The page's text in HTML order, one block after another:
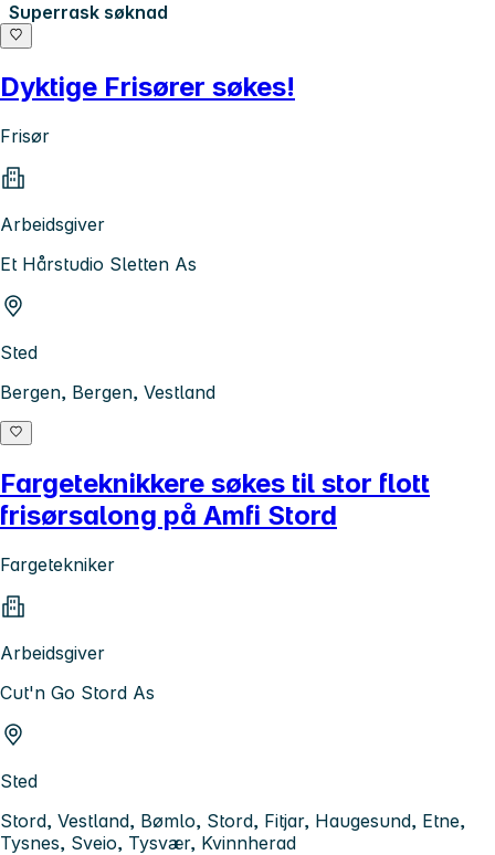
Superrask søknad
Dyktige Frisører søkes!
Frisør
Arbeidsgiver
Et Hårstudio Sletten As
Sted
Bergen, Bergen, Vestland
Fargeteknikkere søkes til stor flott
frisørsalong på Amfi Stord
Fargetekniker
Arbeidsgiver
Cut'n Go Stord As
Sted
Stord, Vestland, Bømlo, Stord, Fitjar, Haugesund, Etne,
Tysnes, Sveio, Tysvær, Kvinnherad